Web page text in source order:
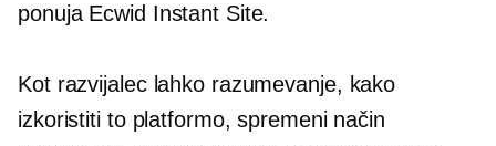
ponuja Ecwid Instant Site.
Kot razvijalec lahko razumevanje, kako
izkoristiti to platformo, spremeni način